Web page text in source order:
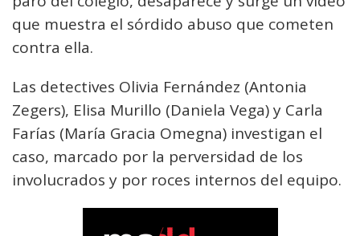
que muestra el sórdido abuso que cometen
contra ella.
Las detectives Olivia Fernández (Antonia
Zegers), Elisa Murillo (Daniela Vega) y Carla
Farías (María Gracia Omegna) investigan el
caso, marcado por la perversidad de los
involucrados y por roces internos del equipo.